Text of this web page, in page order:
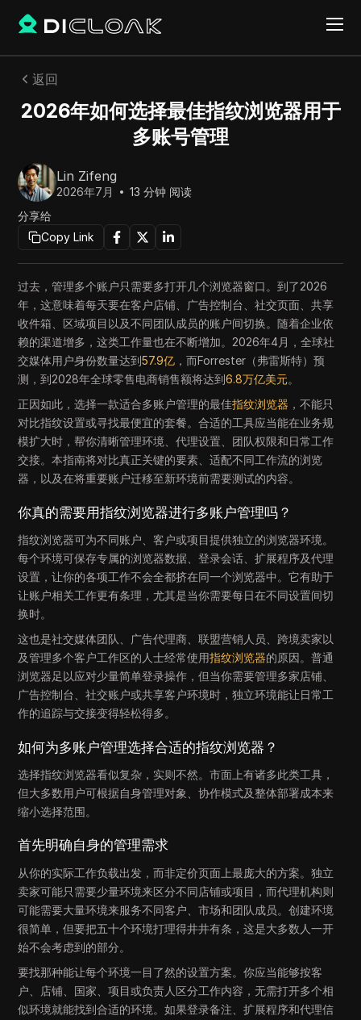
返回
2026年如何选择最佳指纹浏览器用于
多账号管理
Lin Zifeng
2026年7月 13 分钟 阅读
分享给
Copy Link
过去，管理多个账户只需要多打开几个浏览器窗口。到了2026
年，这意味着每天要在客户店铺、广告控制台、社交页面、共享
收件箱、区域项目以及不同团队成员的账户间切换。随着企业依
赖的渠道增多，这类工作量也在不断增加。2026年4月，全球社
交媒体用户身份数量达到57.9亿 ，而Forrester（弗雷斯特）预
测，到2028年全球零售电商销售额将达到6.8万亿美元。
正因如此，选择一款适合多账户管理的最佳指纹浏览器 ，不能只
对比指纹设置或寻找最便宜的套餐。合适的工具应当能在业务规
模扩大时，帮你清晰管理环境、代理设置、团队权限和日常工作
交接。本指南将对比真正关键的要素、适配不同工作流的浏览
器，以及在将重要账户迁移至新环境前需要测试的内容。
你真的需要用指纹浏览器进行多账户管理吗？
指纹浏览器可为不同账户、客户或项目提供独立的浏览器环境。
每个环境可保存专属的浏览器数据、登录会话、扩展程序及代理
设置，让你的各项工作不会全都挤在同一个浏览器中。它有助于
让账户相关工作更有条理，尤其是当你需要每日在不同设置间切
换时。
这也是社交媒体团队、广告代理商、联盟营销人员、跨境卖家以
及管理多个客户工作区的人士经常使用指纹浏览器的原因。普通
浏览器足以应对少量简单登录操作，但当你需要管理多家店铺、
广告控制台、社交账户或共享客户环境时，独立环境能让日常工
作的追踪与交接变得轻松得多。
如何为多账户管理选择合适的指纹浏览器？
选择指纹浏览器看似复杂，实则不然。市面上有诸多此类工具，
但大多数用户可根据自身管理对象、协作模式及整体部署成本来
缩小选择范围。
首先明确自身的管理需求
从你的实际工作负载出发，而非定价页面上最庞大的方案。独立
卖家可能只需要少量环境来区分不同店铺或项目，而代理机构则
可能需要大量环境来服务不同客户、市场和团队成员。创建环境
很简单，但要把五十个环境打理得井井有条，这是大多数人一开
始不会考虑到的部分。
要找那种能让每个环境一目了然的设置方案。你应当能够按客
户、店铺、国家、项目或负责人区分工作内容，无需打开多个相
似环境就能找到合适的环境。如果登录备注、扩展程序和代理信